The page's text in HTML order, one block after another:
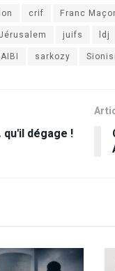
crif Franc
Jérusalem juifs ldj
sarkozy
qu'il dégage !